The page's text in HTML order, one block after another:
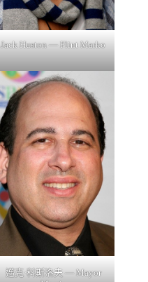
Jack Huston — Flint Marko
邁克·科斯洛夫 — Mayor